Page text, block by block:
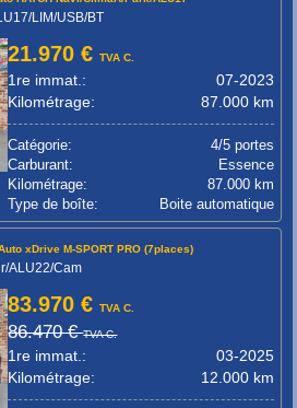
LIM/USB/BT
21.970 €TVA C.
1re immat.:
07-2023
Kilométrage:
87.000 km
Catégorie:
4/5 portes
Carburant:
Essence
Kilométrage:
87.000 km
Type de boîte:
Boite automatique
xDrive M-SPORT PRO (7places)
ALU22/Cam
83.970 €TVA C.
86.470 €TVA C.
1re immat.:
03-2025
Kilométrage:
12.000 km